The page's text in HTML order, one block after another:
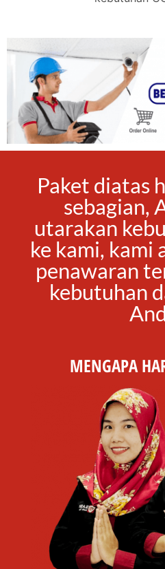
Paket diatas
sebagian,
utarakan
ke kami, kami
penawaran
kebutuhan
MENGAPA